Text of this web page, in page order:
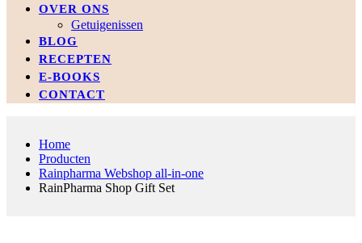
OVER ONS
Getuigenissen
BLOG
RECEPTEN
E-BOOKS
CONTACT
Home
Producten
Rainpharma Webshop all-in-one
RainPharma Shop Gift Set